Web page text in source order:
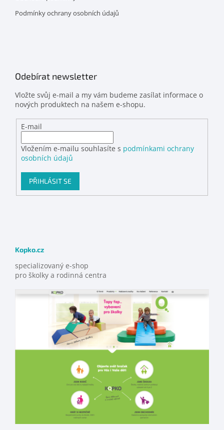
Podmínky ochrany osobních údajů
Odebírat newsletter
Vložte svůj e-mail a my vám budeme zasílat informace o
nových produktech na našem e-shopu.
E-mail
Vložením e-mailu souhlasíte s podmínkami ochrany
osobních údajů
PŘIHLÁSIT SE
Kopko.cz
specializovaný e-shop
pro školky a rodinná centra